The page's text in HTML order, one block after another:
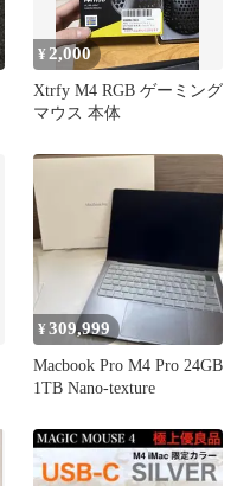
¥ 2,000
Xtrfy M4 RGB ゲーミング
マウス 本体
¥309,999
Macbook Pro M4 Pro 24GB
1TB Nano-texture